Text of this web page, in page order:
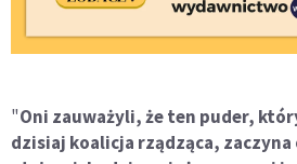
"Oni zauważyli, że ten puder,
dzisiaj koalicja rządząca,